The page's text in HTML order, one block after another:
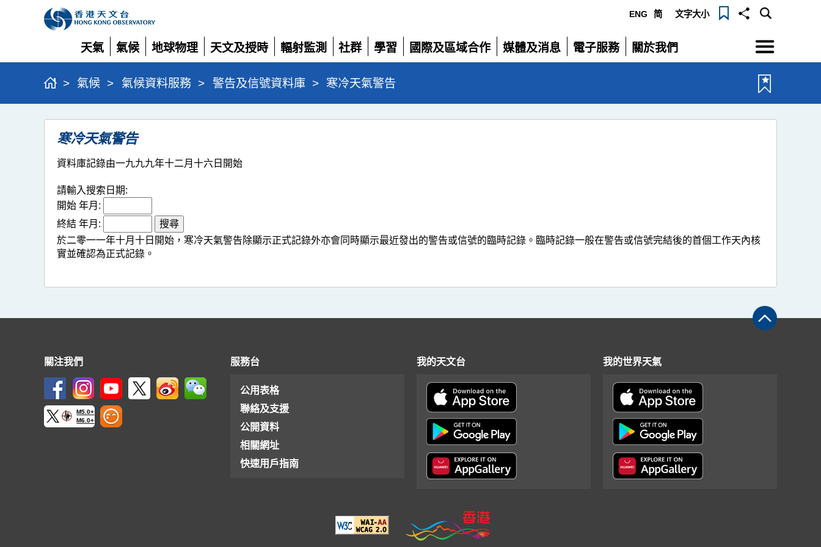
ENG 简 文字大小
天氣
展
開
氣候
展
開
地球物理
展
開
天文及授時
展
開
輻射監測
展
開
社群
展
開
學習
展
開
國際及區域合作
展
媒體及消息
展
電子服務
展
關於我們
展
選
單
> 氣候 > 氣候資料服務 > 警告及信號資料庫 > 寒冷天氣警告
寒
冷
天
氣
警
告
寒冷天氣警告
資料庫記錄由一九九九年十二月十六日開始
請輸入搜索日期:
開始 年月:
終結 年月:
於二零一一年十月十日開始，寒冷天氣警告除顯示正式記錄外亦會同時顯示最近發出的警告或信號的臨時記錄。臨時記錄一般在警告或信號完結後的首個工作天內核
實並確認為正式記錄。
關注我們
M5.0+
M6.0+
服務台
公用表格
聯絡及支援
公開資料
相關網址
快速用戶指南
我的天文台 我的世界天氣